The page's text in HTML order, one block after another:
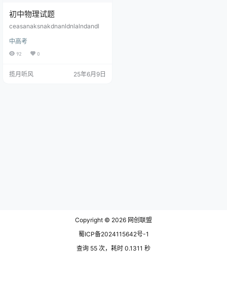
初中物理试题
ceasanaksnakdnanldnlalndandl
中高考
92 0
揽月听风 25年6月9日
Copyright © 2026 网创联盟
蜀ICP备2024115642号-1
查询 55 次，耗时 0.1311 秒